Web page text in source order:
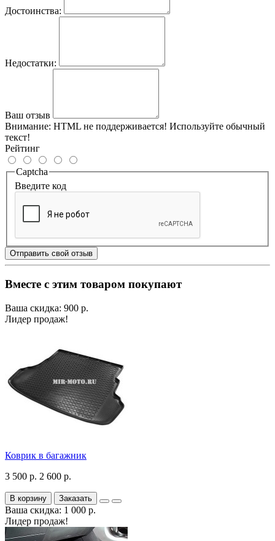
Достоинства:
Недостатки:
Ваш отзыв
Внимание: HTML не поддерживается! Используйте обычный
текст!
Рейтинг
Captcha
Введите код
Отправить свой отзыв
Вместе с этим товаром покупают
Ваша скидка: 900 р.
Лидер продаж!
Коврик в багажник
3 500 р. 2 600 р.
В корзину Заказать
Ваша скидка: 1 000 р.
Лидер продаж!